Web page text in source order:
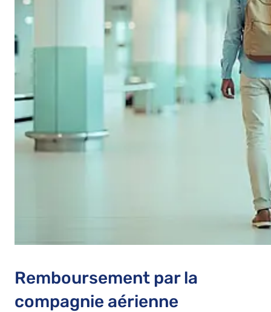
Remboursement par la
compagnie aérienne